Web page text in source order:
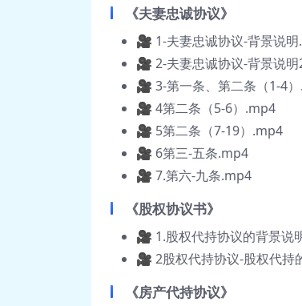
《夫妻忠诚协议》
🎥 1-夫妻忠诚协议-背景说
🎥 2-夫妻忠诚协议-背景说
🎥 3-第一条、第二条（1-4
🎥 4第二条（5-6）.mp4
🎥 5第二条（7-19）.mp4
🎥 6第三-五条.mp4
🎥 7.第六-九条.mp4
《股权协议书》
🎥 1.股权代持协议的背景说
🎥 2股权代持协议-股权代持
《房产代持协议》